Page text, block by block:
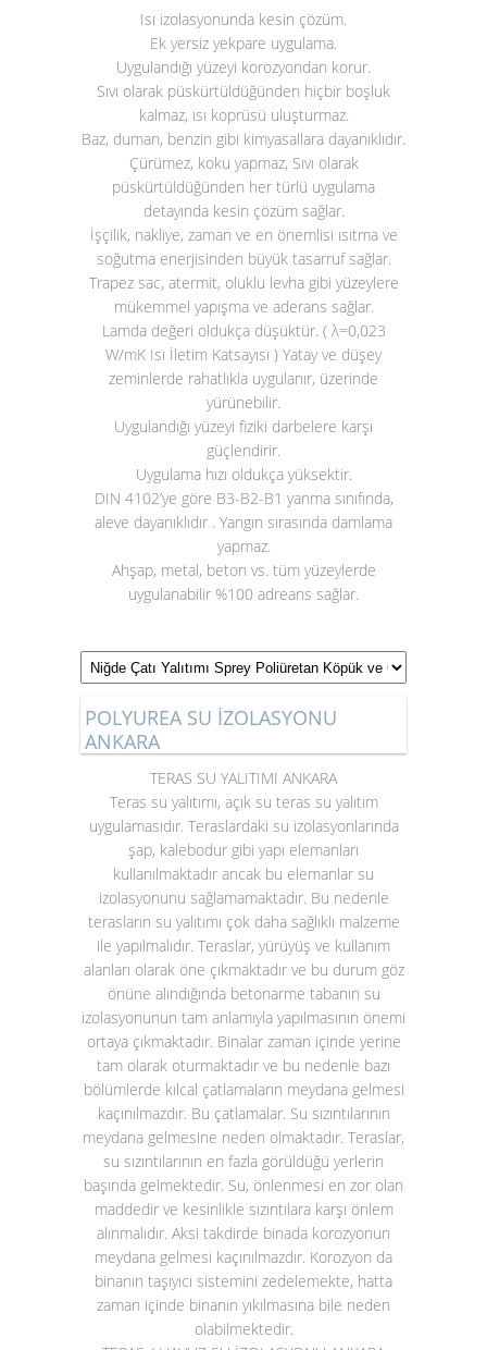
Isı izolasyonunda kesin çözüm.
Ek yersiz yekpare uygulama.
Uygulandığı yüzeyi korozyondan korur.
Sıvı olarak püskürtüldüğünden hiçbir boşluk
kalmaz, ısı koprüsü uluşturmaz.
Baz, duman, benzin gibi kimyasallara dayanıklıdır.
Çürümez, koku yapmaz, Sıvı olarak
püskürtüldüğünden her türlü uygulama
detayında kesin çözüm sağlar.
İşçilik, nakliye, zaman ve en önemlisi ısıtma ve
soğutma enerjisinden büyük tasarruf sağlar.
Trapez sac, atermit, oluklu levha gibi yüzeylere
mükemmel yapışma ve aderans sağlar.
Lamda değeri oldukça düşüktür. ( λ=0,023
W/mK Isı İletim Katsayısı ) Yatay ve düşey
zeminlerde rahatlıkla uygulanır, üzerinde
yürünebilir.
Uygulandığı yüzeyi fiziki darbelere karşı
güçlendirir.
Uygulama hızı oldukça yüksektir.
DIN 4102’ye göre B3-B2-B1 yanma sınıfında,
aleve dayanıklıdır . Yangın sırasında damlama
yapmaz.
Ahşap, metal, beton vs. tüm yüzeylerde
uygulanabilir %100 adreans sağlar.
POLYUREA SU İZOLASYONU
ANKARA
TERAS SU YALITIMI ANKARA
Teras su yalıtımı, açık su teras su yalıtım
uygulamasıdır. Teraslardaki su izolasyonlarında
şap, kalebodur gibi yapı elemanları
kullanılmaktadır ancak bu elemanlar su
izolasyonunu sağlamamaktadır. Bu nedenle
terasların su yalıtımı çok daha sağlıklı malzeme
ile yapılmalıdır. Teraslar, yürüyüş ve kullanım
alanları olarak öne çıkmaktadır ve bu durum göz
önüne alındığında betonarme tabanın su
izolasyonunun tam anlamıyla yapılmasının önemi
ortaya çıkmaktadır. Binalar zaman içinde yerine
tam olarak oturmaktadır ve bu nedenle bazı
bölümlerde kılcal çatlamaların meydana gelmesi
kaçınılmazdır. Bu çatlamalar. Su sızıntılarının
meydana gelmesine neden olmaktadır. Teraslar,
su sızıntılarının en fazla görüldüğü yerlerin
başında gelmektedir. Su, önlenmesi en zor olan
maddedir ve kesinlikle sızıntılara karşı önlem
alınmalıdır. Aksi takdirde binada korozyonun
meydana gelmesi kaçınılmazdır. Korozyon da
binanın taşıyıcı sistemini zedelemekte, hatta
zaman içinde binanın yıkılmasına bile neden
olabilmektedir.